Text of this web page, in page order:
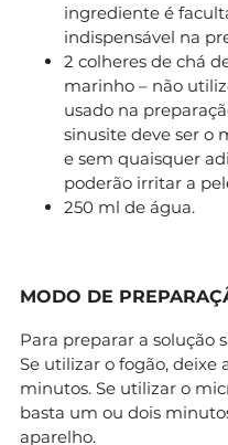
ingrediente é
indispensável na
2 colheres de chá
marinho – não
usado na
sinusite deve ser o
e sem quaisquer
poderão irritar a
250 ml de água.
MODO DE
Para preparar a solução
Se utilizar o fogão, deixe
minutos. Se utilizar o
basta um ou dois
aparelho.